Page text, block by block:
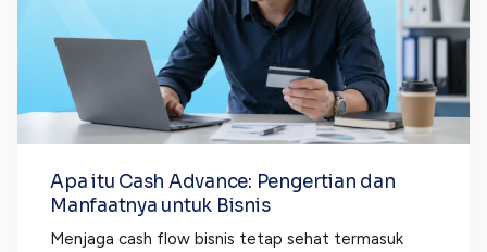
Apa itu Cash Advance: Pengertian dan
Manfaatnya untuk Bisnis
Menjaga cash flow bisnis tetap sehat termasuk